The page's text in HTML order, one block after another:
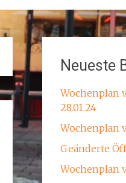
Neueste
Wochenplan
28.01.24
Wochenplan
Geänderte
Wochenplan